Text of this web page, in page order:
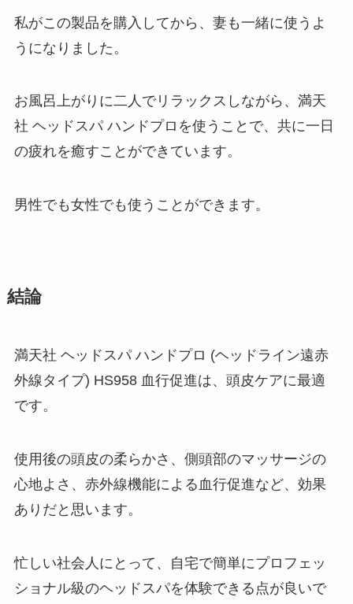
私がこの製品を購入してから、妻も一緒に使うよ
うになりました。
お風呂上がりに二人でリラックスしながら、満天
社 ヘッドスパ ハンドプロを使うことで、共に一日
の疲れを癒すことができています。
男性でも女性でも使うことができます。
結論
満天社 ヘッドスパ ハンドプロ (ヘッドライン遠赤
外線タイプ) HS958 血行促進は、頭皮ケアに最適
です。
使用後の頭皮の柔らかさ、側頭部のマッサージの
心地よさ、赤外線機能による血行促進など、効果
ありだと思います。
忙しい社会人にとって、自宅で簡単にプロフェッ
ショナル級のヘッドスパを体験できる点が良いで